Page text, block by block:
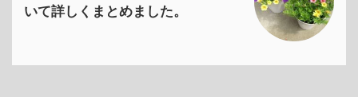
いて詳しくまとめました。